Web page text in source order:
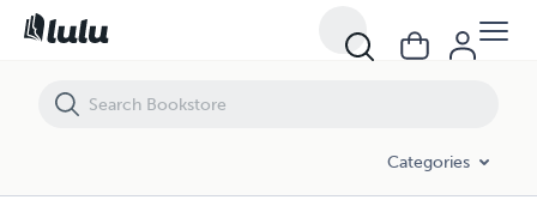
Categories
Racconti da un Rifugio di Scrittura